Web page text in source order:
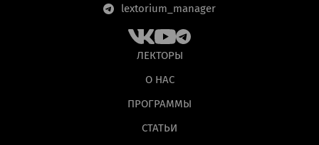
lextorium_manager
ЛЕКТОРЫ
О НАС
ПРОГРАММЫ
СТАТЬИ